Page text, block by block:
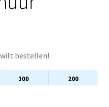
wilt bestellen!
100 200